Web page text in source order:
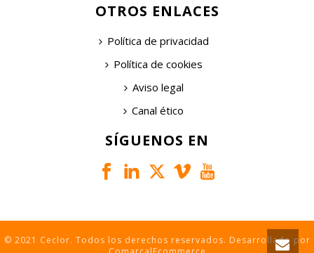
OTROS ENLACES
Política de privacidad
Política de cookies
Aviso legal
Canal ético
SÍGUENOS EN
© 2021 Ceclor. Todos los derechos reservados. Desarrollado por